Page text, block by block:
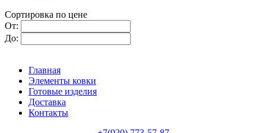
Сортировка по цене
От:
До:
Главная
Элементы ковки
Готовые изделия
Доставка
Контакты